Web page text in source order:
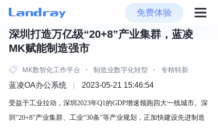
免费体验
深圳打造万亿级“20+8”产业集群，蓝凌
MK赋能制造强市
MK数智化工作平台 · 制造业数字化转型 · 专精特新
蓝凌OA办公系统 2023-05-21 15:46:54
受益于工业拉动，深圳 2023年Q1的GDP增速领跑四大一线城市。 深
圳 “20+8”产业集群、工业“30条”等产业规划， 正加快建设先进制造